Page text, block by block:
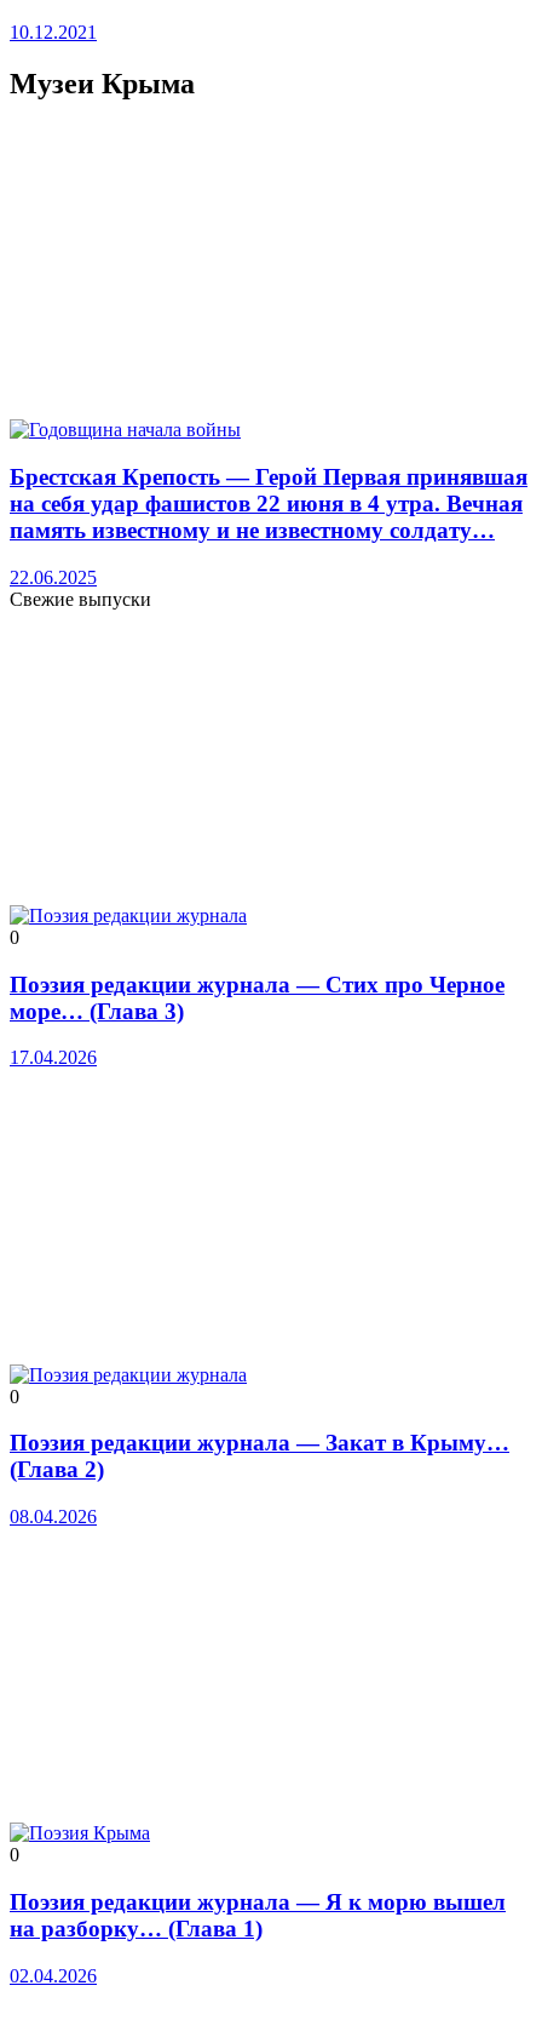
10.12.2021
Музеи Крыма
Брестская Крепость — Герой Первая принявшая
на себя удар фашистов 22 июня в 4 утра. Вечная
память известному и не известному солдату…
22.06.2025
Свежие выпуски
0
Поэзия редакции журнала — Стих про Черное
море… (Глава 3)
17.04.2026
0
Поэзия редакции журнала — Закат в Крыму…
(Глава 2)
08.04.2026
0
Поэзия редакции журнала — Я к морю вышел
на разборку… (Глава 1)
02.04.2026